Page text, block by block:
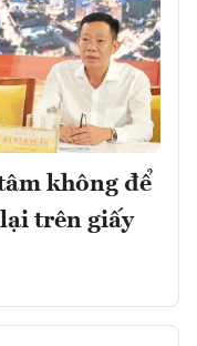
không để
trên giấy